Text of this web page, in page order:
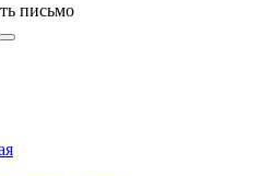
письмо